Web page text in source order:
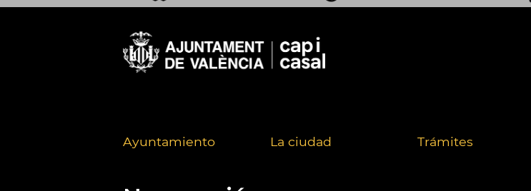
Ayuntamiento La ciudad Trámites